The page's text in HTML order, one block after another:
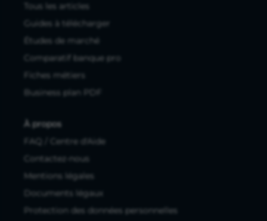
Tous les articles
Guides à télécharger
Études de marché
Comparatif banque pro
Fiches métiers
Business plan PDF
À propos
FAQ / Centre d'Aide
Contactez-nous
Mentions légales
Documents légaux
Protection des données personnelles